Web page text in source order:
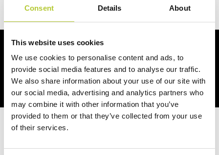
Consent Details About
This website uses cookies
We use cookies to personalise content and ads, to
provide social media features and to analyse our traffic.
We also share information about your use of our site with
our social media, advertising and analytics partners who
may combine it with other information that you’ve
provided to them or that they’ve collected from your use
of their services.
e sostenibile.
Potresti essere interessato anche a
Hai un progetto in mente?